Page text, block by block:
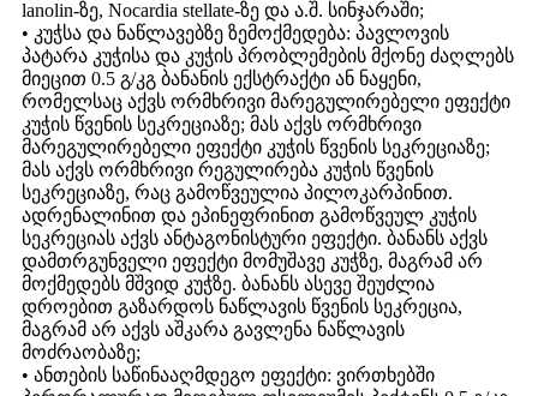
lanolin-ზე, Nocardia stellate-ზე და ა.შ. სინჯარაში;
• კუჭსა და ნაწლავებზე ზემოქმედება: პავლოვის
პატარა კუჭისა და კუჭის პრობლემების მქონე ძაღლებს
მიეცით 0.5 გ/კგ ბანანის ექსტრაქტი ან ნაყენი,
რომელსაც აქვს ორმხრივი მარეგულირებელი ეფექტი
კუჭის წვენის სეკრეციაზე; მას აქვს ორმხრივი
მარეგულირებელი ეფექტი კუჭის წვენის სეკრეციაზე;
მას აქვს ორმხრივი რეგულირება კუჭის წვენის
სეკრეციაზე, რაც გამოწვეულია პილოკარპინით.
ადრენალინით და ეპინეფრინით გამოწვეულ კუჭის
სეკრეციას აქვს ანტაგონისტური ეფექტი. ბანანს აქვს
დამთრგუნველი ეფექტი მომუშავე კუჭზე, მაგრამ არ
მოქმედებს მშვიდ კუჭზე. ბანანს ასევე შეუძლია
დროებით გაზარდოს ნაწლავის წვენის სეკრეცია,
მაგრამ არ აქვს აშკარა გავლენა ნაწლავის
მოძრაობაზე;
• ანთების საწინააღმდეგო ეფექტი: ვირთხებში